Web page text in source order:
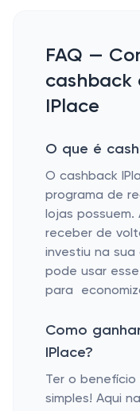
FAQ —
cashback
IPlace
O que é
O cashback
programa de
lojas
receber de
investiu na sua
pode usar
para
Como
IPlace?
Ter o
simples! Aqui